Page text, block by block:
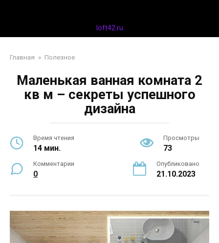
loft42.ru
Главная » Полезное
Маленькая ванная комната 2
кв м – секреты успешного
дизайна
Время чтения
14 мин.
Просмотры
73
Комментарии
0
Опубликовано
21.10.2023